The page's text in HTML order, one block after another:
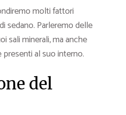
molti fattori
sedano. Parleremo delle
sali minerali, ma anche
al suo interno.
del